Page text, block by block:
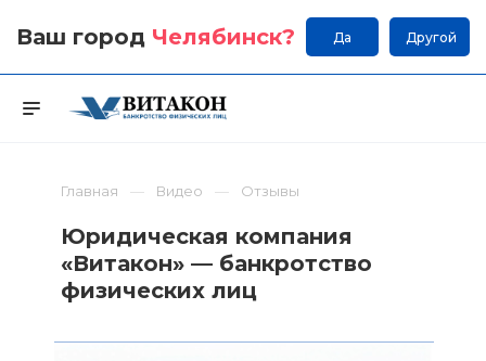
Ваш город Челябинск? Да Другой
Главная Видео Отзывы
Юридическая компания
«Витакон» — банкротство
физических лиц